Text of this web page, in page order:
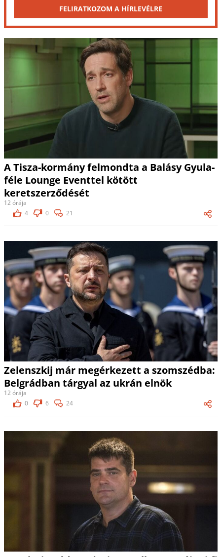
FELIRATKOZOM A HÍRLEVÉLRE
A Tisza-kormány felmondta a Balásy Gyula-
féle Lounge Eventtel kötött
keretszerződését
12 órája
4
0 21
Zelenszkij már megérkezett a szomszédba:
Belgrádban tárgyal az ukrán elnök
12 órája
0
6 24